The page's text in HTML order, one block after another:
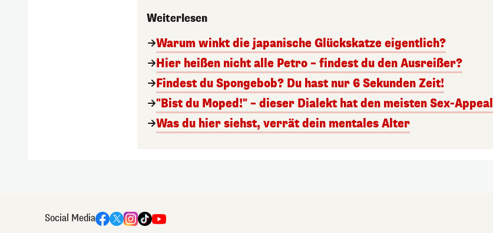
Weiterlesen
Warum winkt die japanische Glückskatze eigentlich?
Hier heißen nicht alle Petro – findest du den Ausreißer?
Findest du Spongebob? Du hast nur 6 Sekunden Zeit!
"Bist du Moped!" – dieser Dialekt hat den meisten Sex-Appeal
Was du hier siehst, verrät dein mentales Alter
Social Media